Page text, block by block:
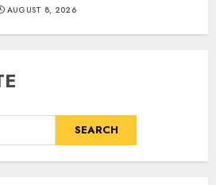
AUGUST 8, 2026
SEARCH